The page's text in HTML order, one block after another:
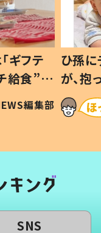
ギフテ
給食”を
和の親
編集部
ひ孫
が、
「涙が
い」
SNS